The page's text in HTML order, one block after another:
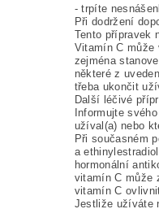
- trpíte
Při dodržení
Tento přípravek
Vitamín C může
zejména
některé z
třeba ukončit
Další léčivé
Informujte
užíval(a) nebo
Při současném
a
hormonální
vitamín C může
vitamín C
Jestliže užíváte